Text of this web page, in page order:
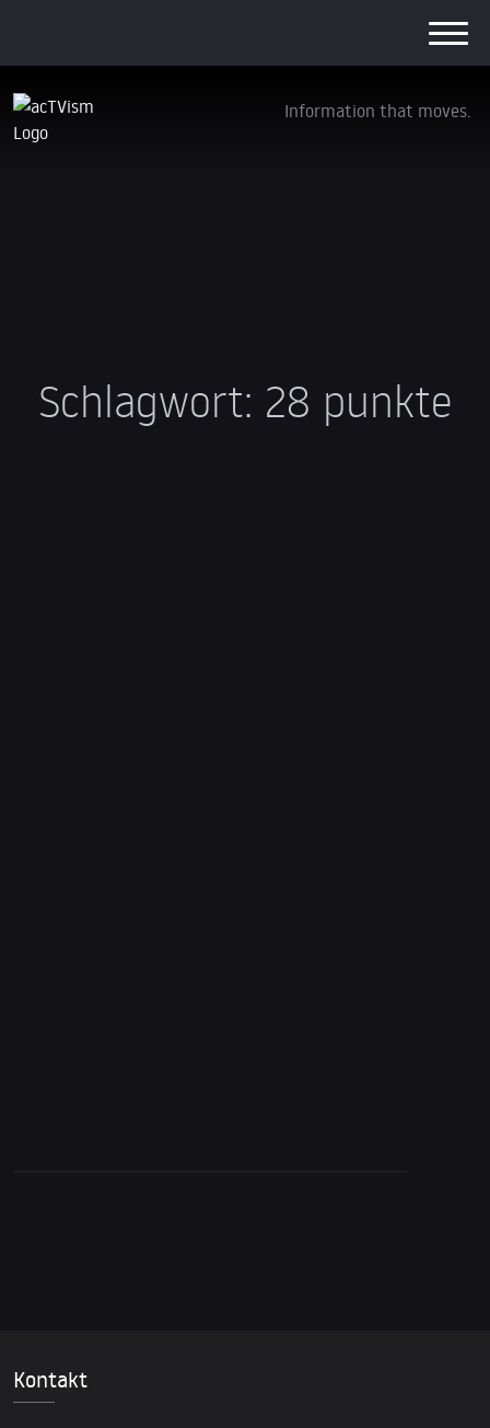
Information that moves.
Schlagwort: 28 punkte
Kontakt